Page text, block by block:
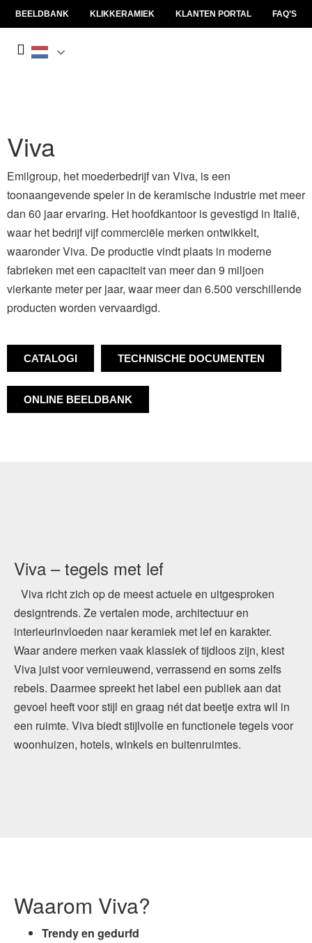
BEELDBANK KLIKKERAMIEK KLANTEN PORTAL FAQ’S
Viva
Emilgroup, het moederbedrijf van Viva, is een
toonaangevende speler in de keramische industrie met meer
dan 60 jaar ervaring. Het hoofdkantoor is gevestigd in Italië,
waar het bedrijf vijf commerciële merken ontwikkelt,
waaronder Viva. De productie vindt plaats in moderne
fabrieken met een capaciteit van meer dan 9 miljoen
vierkante meter per jaar, waar meer dan 6.500 verschillende
producten worden vervaardigd.
CATALOGI TECHNISCHE DOCUMENTEN
ONLINE BEELDBANK
Viva – tegels met lef
Viva richt zich op de meest actuele en uitgesproken
designtrends. Ze vertalen mode, architectuur en
interieurinvloeden naar keramiek met lef en karakter.
Waar andere merken vaak klassiek of tijdloos zijn, kiest
Viva juist voor vernieuwend, verrassend en soms zelfs
rebels. Daarmee spreekt het label een publiek aan dat
gevoel heeft voor stijl en graag nét dat beetje extra wil in
een ruimte. Viva biedt stijlvolle en functionele tegels voor
woonhuizen, hotels, winkels en buitenruimtes.
Waarom Viva?
Trendy en gedurfd